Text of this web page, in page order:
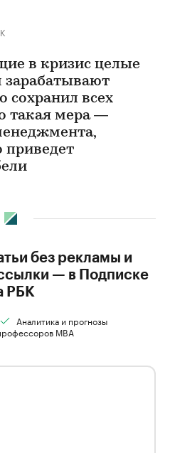
в кризис целые
зарабатывают
сохранил всех
такая мера —
приведет
без рекламы и
— в Подписке
РБК
Аналитика и прогнозы
MBA